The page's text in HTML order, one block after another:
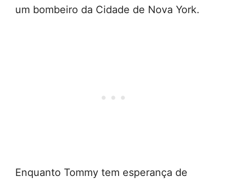
um bombeiro da Cidade de Nova York.
Enquanto Tommy tem esperança de